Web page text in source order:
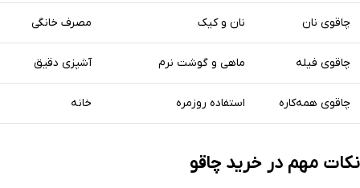
چاقوی نان نان و کیک مصرف خانگی
چاقوی فیله ماهی و گوشت نرم آشپزی دقیق
چاقوی همه‌کاره استفاده روزمره خانه
نکات مهم در خرید چاقو